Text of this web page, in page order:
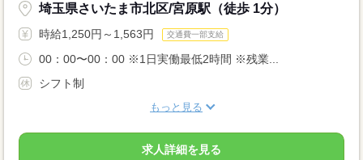
埼玉県さいたま市北区/宮原駅（徒歩 1分）
時給1,250円～1,563円 交通費一部支給
00：00〜00：00 ※1日実働最低2時間 ※残業...
シフト制
もっと見る
求人詳細を見る